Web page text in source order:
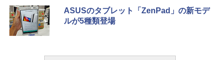
ASUSのタブレット「ZenPad」の新モデ
ルが5種類登場